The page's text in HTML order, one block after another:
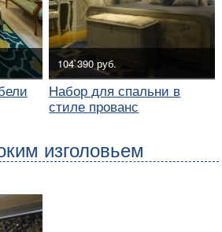
104`390 руб.
Набор для спальни в
стиле прованс
изголовьем